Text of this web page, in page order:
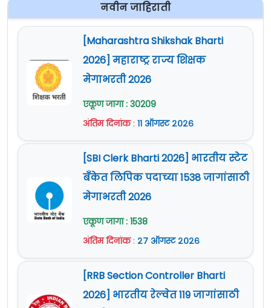
नवीन जाहिराती
[Maharashtra Shikshak Bharti
2026] महाराष्ट्र राज्य शिक्षक
मेगाभरती 2026
एकूण जागा : 30209
अंतिम दिनांक : ११ ऑगस्ट २०२६
[SBI Clerk Bharti 2026] भारतीय स्टेट
बँकेत लिपिक पदाच्या 1538 जागांसाठी
मेगाभरती 2026
एकूण जागा : 1538
अंतिम दिनांक : २७ ऑगस्ट २०२६
[RRB Section Controller Bharti
2026] भारतीय रेल्वेत 119 जागांसाठी